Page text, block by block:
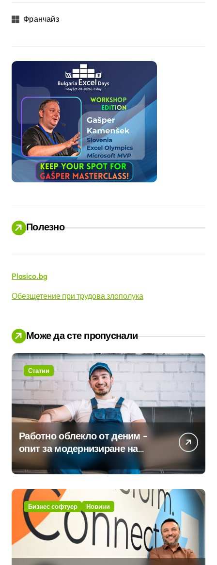
Франчайз
Полезно
Plasico.bg
Обезщетение при трудова злополука
Може да сте пропуснали
Статии
Работно облекло от деним –
опит за модернизиране на
традицията
Бизнес софтуер Новини